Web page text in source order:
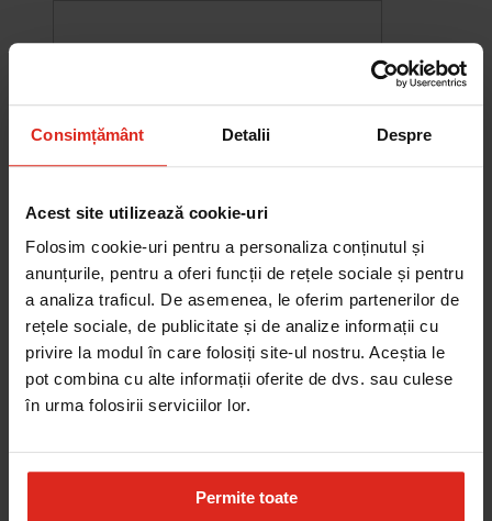
Consimțământ Detalii Despre
Acest site utilizează cookie-uri
Folosim cookie-uri pentru a personaliza conținutul și
anunțurile, pentru a oferi funcții de rețele sociale și pentru
a analiza traficul. De asemenea, le oferim partenerilor de
rețele sociale, de publicitate și de analize informații cu
privire la modul în care folosiți site-ul nostru. Aceștia le
pot combina cu alte informații oferite de dvs. sau culese
în urma folosirii serviciilor lor.
Permite toate
-10%
Chiuveta Maris MRG 610-60
was 2.580,20 RON Pret special 2.322,18 RON
Adauga în cos